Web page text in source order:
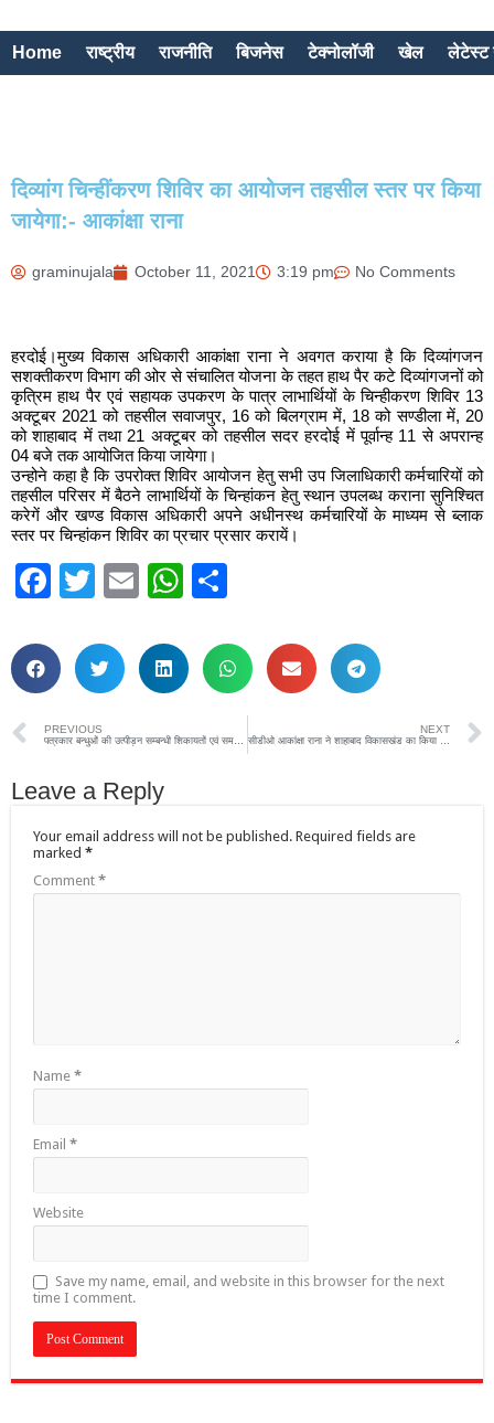
Home राष्ट्रीय राजनीति बिजनेस टेक्नोलॉजी खेल लेटेस्ट
दिव्यांग चिन्हींकरण शिविर का आयोजन तहसील स्तर पर किया
जायेगा:- आकांक्षा राना
graminujala October 11, 2021 3:19 pm No Comments
हरदोई।मुख्य विकास अधिकारी आकांक्षा राना ने अवगत कराया है कि दिव्यांगजन
सशक्तीकरण विभाग की ओर से संचालित योजना के तहत हाथ पैर कटे दिव्यांगजनों को
कृत्रिम हाथ पैर एवं सहायक उपकरण के पात्र लाभार्थियों के चिन्हीकरण शिविर 13
अक्टूबर 2021 को तहसील सवाजपुर, 16 को बिलग्राम में, 18 को सण्डीला में, 20
को शाहाबाद में तथा 21 अक्टूबर को तहसील सदर हरदोई में पूर्वान्ह 11 से अपरान्ह
04 बजे तक आयोजित किया जायेगा।
उन्होने कहा है कि उपरोक्त शिविर आयोजन हेतु सभी उप जिलाधिकारी कर्मचारियों को
तहसील परिसर में बैठने लाभार्थियों के चिन्हांकन हेतु स्थान उपलब्ध कराना सुनिश्चित
करेगें और खण्ड विकास अधिकारी अपने अधीनस्थ कर्मचारियों के माध्यम से ब्लाक
स्तर पर चिन्हांकन शिविर का प्रचार प्रसार करायें।
Facebook
Twitter
EmailWhatsApp
PREVIOUS NEXT
Leave a Reply
Your email address will not be published. Required fields are
marked *
Comment *
Name *
Email *
Website
Save my name, email, and website in this browser for the next
time I comment.